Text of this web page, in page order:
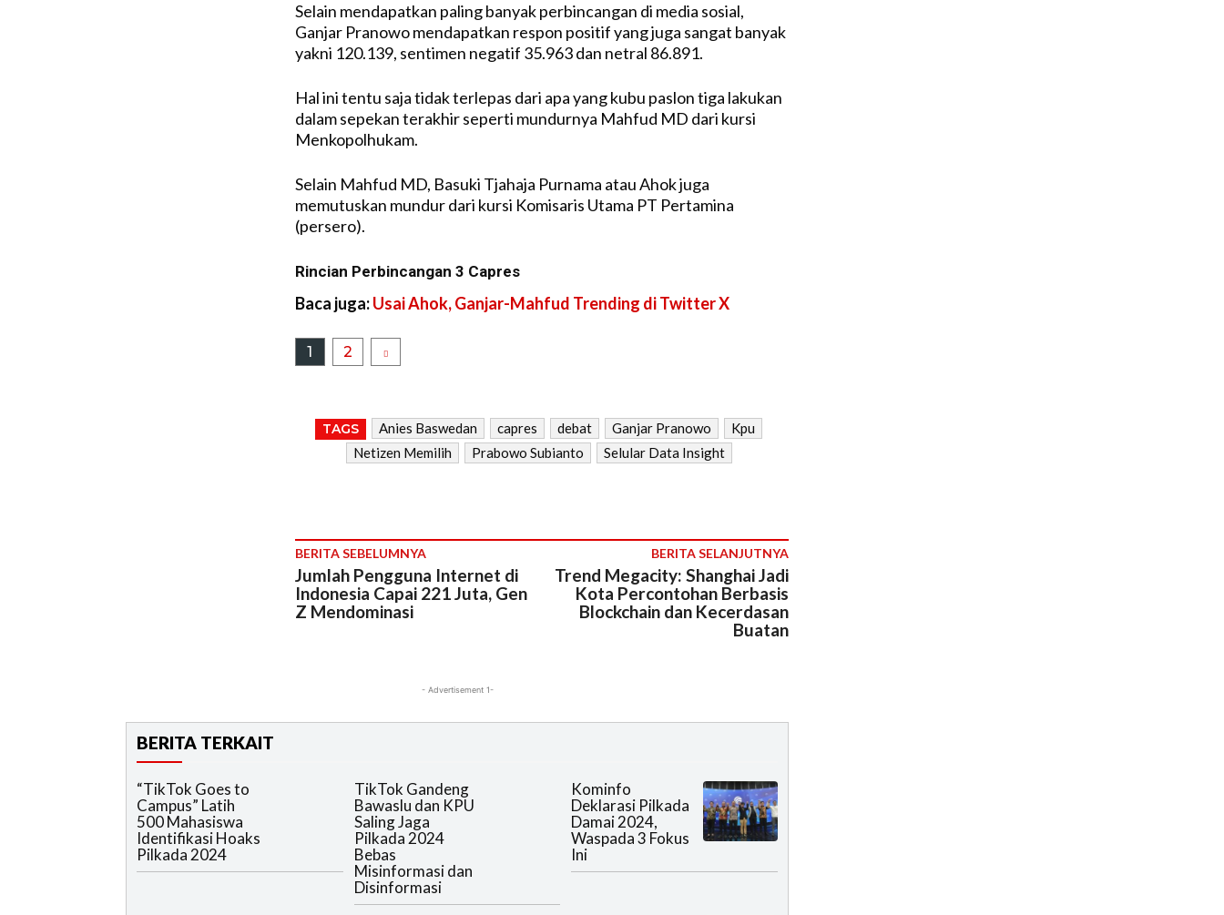
Selain mendapatkan paling banyak perbincangan di media sosial,
Ganjar Pranowo mendapatkan respon positif yang juga sangat banyak
yakni 120.139, sentimen negatif 35.963 dan netral 86.891.
Hal ini tentu saja tidak terlepas dari apa yang kubu paslon tiga lakukan
dalam sepekan terakhir seperti mundurnya Mahfud MD dari kursi
Menkopolhukam.
Selain Mahfud MD, Basuki Tjahaja Purnama atau Ahok juga
memutuskan mundur dari kursi Komisaris Utama PT Pertamina
(persero).
Rincian Perbincangan 3 Capres
Baca juga:Usai Ahok, Ganjar-Mahfud Trending di Twitter X
1 2
TAGS Anies Baswedan capres debat Ganjar Pranowo
Kpu
Netizen Memilih
Prabowo Subianto Selular Data Insight
BERITA SEBELUMNYA
Jumlah Pengguna Internet di
Indonesia Capai 221 Juta, Gen
Z Mendominasi
BERITA SELANJUTNYA
Trend Megacity: Shanghai Jadi
Kota Percontohan Berbasis
Blockchain dan Kecerdasan
Buatan
- Advertisement 1-
BERITA TERKAIT
“TikTok Goes to
Campus” Latih
500 Mahasiswa
Identifikasi Hoaks
Pilkada 2024
TikTok Gandeng
Bawaslu dan KPU
Saling Jaga
Pilkada 2024
Bebas
Misinformasi dan
Disinformasi
Kominfo
Deklarasi Pilkada
Damai 2024,
Waspada 3 Fokus
Ini